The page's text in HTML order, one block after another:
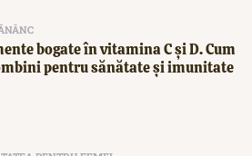
bogate în vitamina C și D. Cum
pentru sănătate și imunitate